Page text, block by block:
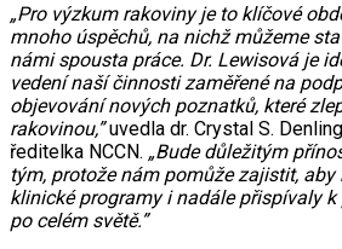
„Pro výzkum rakoviny je to klíčové
mnoho úspěchů, na nichž můžeme
námi spousta práce. Dr. Lewisová je
vedení naší činnosti zaměřené na
objevování nových poznatků, které
rakovinou,”uvedla dr. Crystal S.
ředitelka NCCN. „Bude důležitým
tým, protože nám pomůže zajistit, aby
klinické programy i nadále přispívaly
po celém světě.”